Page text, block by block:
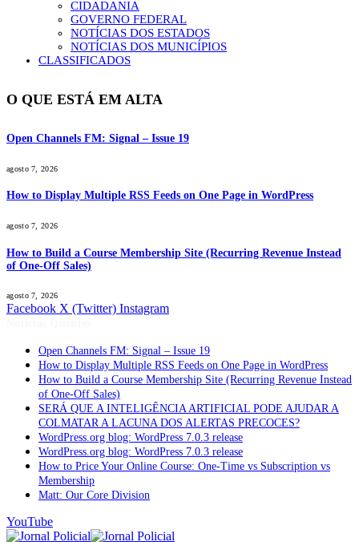
CIDADANIA
GOVERNO FEDERAL
NOTÍCIAS DOS ESTADOS
NOTÍCIAS DOS MUNICÍPIOS
CLASSIFICADOS
O QUE ESTÁ EM ALTA
Open Channels FM: Signal – Issue 19
agosto 7, 2026
How to Display Multiple RSS Feeds on One Page in WordPress
agosto 7, 2026
How to Build a Course Membership Site (Recurring Revenue Instead
of One-Off Sales)
agosto 7, 2026
Facebook X (Twitter) Instagram
Open Channels FM: Signal – Issue 19
How to Display Multiple RSS Feeds on One Page in WordPress
How to Build a Course Membership Site (Recurring Revenue Instead
of One-Off Sales)
SERÁ QUE A INTELIGÊNCIA ARTIFICIAL PODE AJUDAR A
COLMATAR A LACUNA DOS ALERTAS PRECOCES?
WordPress.org blog: WordPress 7.0.3 release
WordPress.org blog: WordPress 7.0.3 release
How to Price Your Online Course: One-Time vs Subscription vs
Membership
Matt: Our Core Division
YouTube